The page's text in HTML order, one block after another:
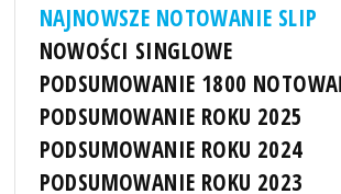
NAJNOWSZE NOTOWANIE SLIP
NOWOŚCI SINGLOWE
PODSUMOWANIE 1800
PODSUMOWANIE ROKU 2025
PODSUMOWANIE ROKU 2024
PODSUMOWANIE ROKU 2023